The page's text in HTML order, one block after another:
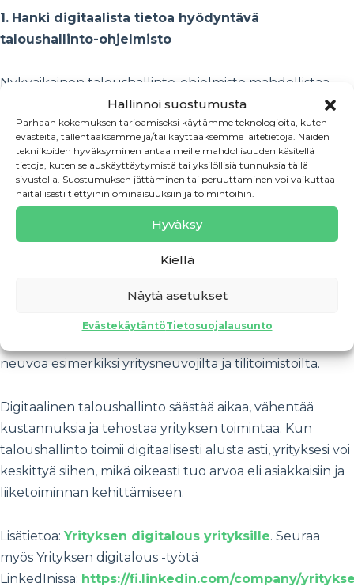
Hallinnoi suostumusta
Parhaan kokemuksen tarjoamiseksi käytämme teknologioita, kuten
evästeitä, tallentaaksemme ja/tai käyttääksemme laitetietoja. Näiden
tekniikoiden hyväksyminen antaa meille mahdollisuuden käsitellä
tietoja, kuten selauskäyttäytymistä tai yksilöllisiä tunnuksia tällä
sivustolla. Suostumuksen jättäminen tai peruuttaminen voi vaikuttaa
haitallisesti tiettyihin ominaisuuksiin ja toimintoihin.
Hyväksy
Kiellä
Näytä asetukset
EvästekäytäntöTietosuojalausunto
1. Hanki digitaalista tietoa hyödyntävä
taloushallinto-ohjelmisto
Nykyaikainen taloushallinto-ohjelmisto mahdollistaa
tiedon automaattisen siirtymisen yrityksen ja
kumppaneiden välillä sekä vähentää manuaalista työtä.
Valitse osaava kirjanpitäjä
Varmista, että kirjanpitäjä käyttää samaa tai
yhteensopivaa ohjelmaa ja että kirjanpitäjä osaa
hyödyntää digitaalisen taloushallinnon mahdollisuuksia.
Hyödynnä asiantuntijoiden neuvoja
Muista, että et ole yksin. Jos et tiedä, mistä aloittaa, kysy
neuvoa esimerkiksi yritysneuvojilta ja tilitoimistoilta.
Digitaalinen taloushallinto säästää aikaa, vähentää
kustannuksia ja tehostaa yrityksen toimintaa. Kun
taloushallinto toimii digitaalisesti alusta asti, yrityksesi voi
keskittyä siihen, mikä oikeasti tuo arvoa eli asiakkaisiin ja
liiketoiminnan kehittämiseen.
Lisätietoa: Yrityksen digitalous yrityksille. Seuraa
myös Yrityksen digitalous -työtä
LinkedInissä: https://fi.linkedin.com/company/